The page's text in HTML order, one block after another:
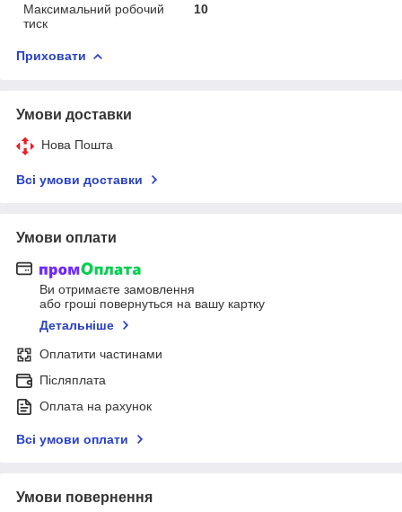
Максимальний робочий
тиск
10
Приховати
Умови доставки
Нова Пошта
Всі умови доставки
Умови оплати
Ви отримаєте замовлення
або гроші повернуться на вашу картку
Детальніше
Оплатити частинами
Післяплата
Оплата на рахунок
Всі умови оплати
Умови повернення